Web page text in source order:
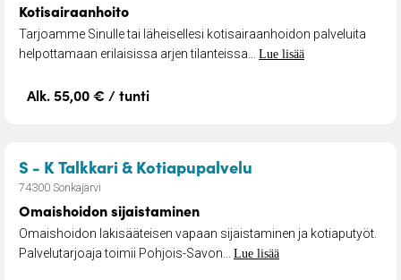
Kotisairaanhoito
Tarjoamme Sinulle tai läheisellesi kotisairaanhoidon palveluita
helpottamaan erilaisissa arjen tilanteissa... Lue lisää
Alk. 55,00 € / tunti
S - K Talkkari & Kotiapupalvelu
74300 Sonkajärvi
Omaishoidon sijaistaminen
Omaishoidon lakisääteisen vapaan sijaistaminen ja kotiaputyöt.
Palvelutarjoaja toimii Pohjois-Savon... Lue lisää